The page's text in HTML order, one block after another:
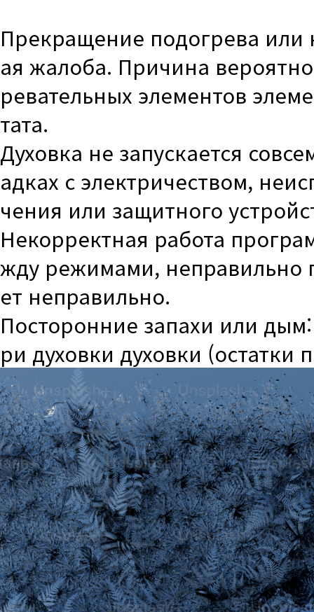
Прекращение подогрева или
ая жалоба. Причина
ревательных элементов
тата.
Духовка не запускается
адках с электричеством,
чения или защитного
Некорректная работа
жду режимами, неправильно
ет неправильно.
Посторонние запахи или
ри духовки духовки